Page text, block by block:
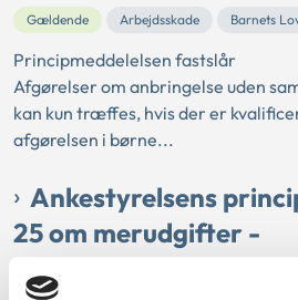
Gældende Arbejdsskade Barnets
Principmeddelelsen fastslår
Afgørelser om anbringelse uden
kan kun træffes, hvis der er
afgørelsen i børne...
Ankestyrelsens
25 om merudgifter -
respirationshjælpere